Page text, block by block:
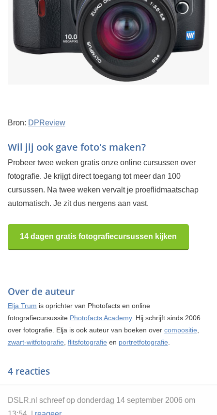
Bron: DPReview
Wil jij ook gave foto's maken?
Probeer twee weken gratis onze online cursussen over
fotografie. Je krijgt direct toegang tot meer dan 100
cursussen. Na twee weken vervalt je proeflidmaatschap
automatisch. Je zit dus nergens aan vast.
14 dagen gratis fotografiecursussen kijken
Over de auteur
Elja Trum is oprichter van Photofacts en online
fotografiecursussite Photofacts Academy. Hij schrijft sinds 2006
over fotografie. Elja is ook auteur van boeken over compositie
zwart-witfotografie flitsfotografie en portretfotografie
4 reacties
DSLR.nl schreef op donderdag 14 september 2006 om